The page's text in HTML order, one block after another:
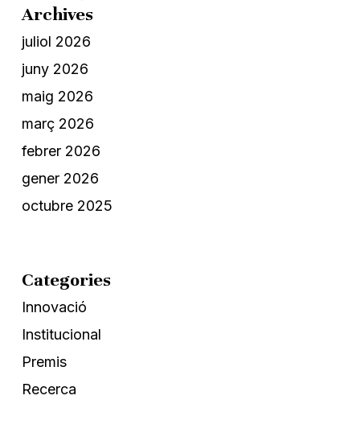
Archives
juliol 2026
juny 2026
maig 2026
març 2026
febrer 2026
gener 2026
octubre 2025
Categories
Innovació
Institucional
Premis
Recerca